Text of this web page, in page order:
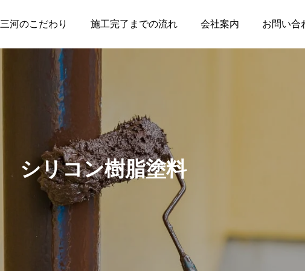
三河のこだわり 施工完了までの流れ 会社案内 お問い合
シリコン樹脂塗料